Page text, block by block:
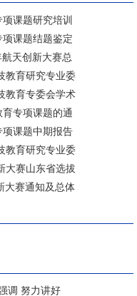
课题研究培训
课题结题鉴定
天创新大赛总
教育研究专业委
教育专委会学术
专项课题的通
课题中期报告
教育研究专业委
大赛山东省选拔
大赛通知及总体
调 努力讲好